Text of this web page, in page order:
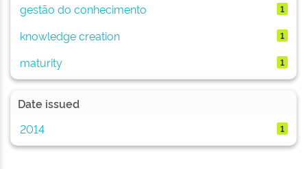
gestão do conhecimento
1
knowledge creation 1
maturity 1
Date issued
2014
1